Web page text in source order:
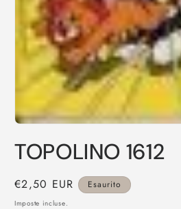
multimediali
finestra
modale
TOPOLINO 1612
Prezzo
di
€2,50 EUR Esaurito
Imposte incluse.